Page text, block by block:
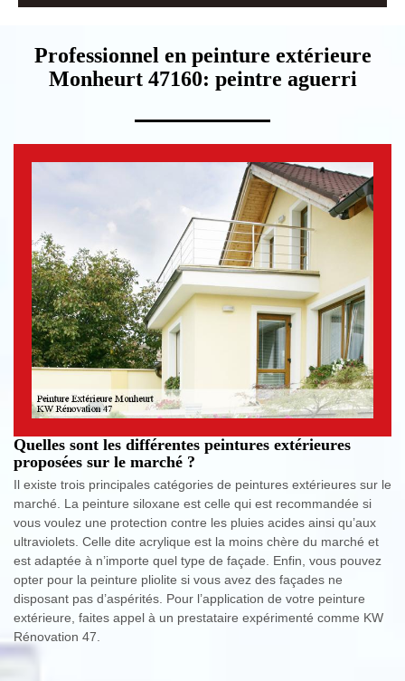
Professionnel en peinture extérieure
Monheurt 47160: peintre aguerri
Quelles sont les différentes peintures extérieures
proposées sur le marché ?
Il existe trois principales catégories de peintures extérieures sur le
marché. La peinture siloxane est celle qui est recommandée si
vous voulez une protection contre les pluies acides ainsi qu’aux
ultraviolets. Celle dite acrylique est la moins chère du marché et
est adaptée à n’importe quel type de façade. Enfin, vous pouvez
opter pour la peinture pliolite si vous avez des façades ne
disposant pas d’aspérités. Pour l’application de votre peinture
extérieure, faites appel à un prestataire expérimenté comme KW
Rénovation 47.